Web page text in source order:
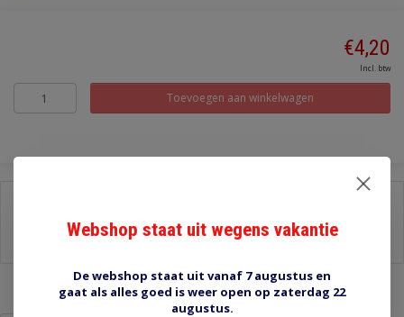
€4,20
Incl. btw
Toevoegen aan winkelwagen
Stel een vraag over dit product
Webshop staat uit wegens vakantie
De webshop staat uit vanaf 7 augustus en
gaat als alles goed is weer open op zaterdag 22
augustus.